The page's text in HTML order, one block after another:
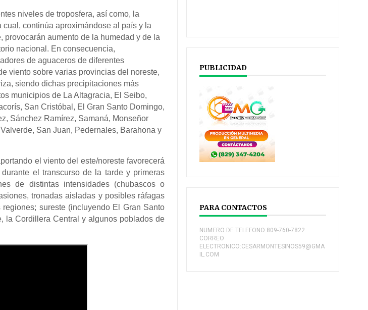
niveles de troposfera, así como, la
continúa aproximándose al país y la
aumento de la humedad y de la
nacional. En consecuencia,
de aguaceros de diferentes
viento sobre varias provincias del noreste,
siendo dichas precipitaciones más
municipios de La Altagracia, El Seibo,
San Cristóbal, El Gran Santo Domingo,
Sánchez Ramírez, Samaná, Monseñor
San Juan, Pedernales, Barahona y
el viento del este/noreste favorecerá
el transcurso de la tarde y primeras
de distintas intensidades (chubascos o
tronadas aisladas y posibles ráfagas
sureste (incluyendo El Gran Santo
la Cordillera Central y algunos poblados de
PUBLICIDAD
PARA CONTACTOS
NUMERO DE TELEFONO:809-760-7822
CORREO
ELECTRONICO:CESARMONTESINOS59@GMA
IL.COM